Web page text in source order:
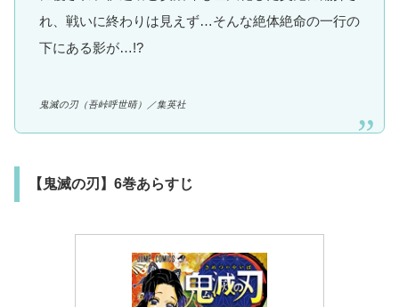
れ、戦いに終わりは見えず…そんな絶体絶命の一行の
下にある影が…!?
鬼滅の刃（吾峠呼世晴） ／集英社
【鬼滅の刃】6巻あらすじ